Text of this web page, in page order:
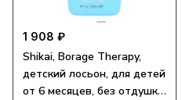
1 908 ₽
Shikai, Borage Therapy,
детский лосьон, для детей
от 6 месяцев, без отдушки,